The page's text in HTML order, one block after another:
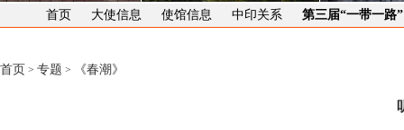
首页 大使信息 使馆信息 中印关系 第三届“一带一路
首页 > 专题 > 《春潮》